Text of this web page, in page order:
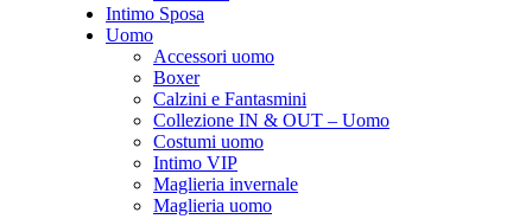
Intimo Sposa
Uomo
Accessori uomo
Boxer
Calzini e Fantasmini
Collezione IN & OUT – Uomo
Costumi uomo
Intimo VIP
Maglieria invernale
Maglieria uomo